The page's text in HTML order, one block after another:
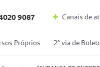
9087 Canais de
Próprios 2º via de